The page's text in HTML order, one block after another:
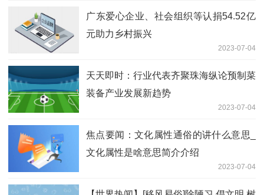
广东爱心企业、社会组织等认捐54.52亿
元助力乡村振兴
2023-07-04
天天即时：行业代表齐聚珠海纵论预制菜
装备产业发展新趋势
2023-07-04
焦点要闻：文化属性通俗的讲什么意思_
文化属性是啥意思简介介绍
2023-07-04